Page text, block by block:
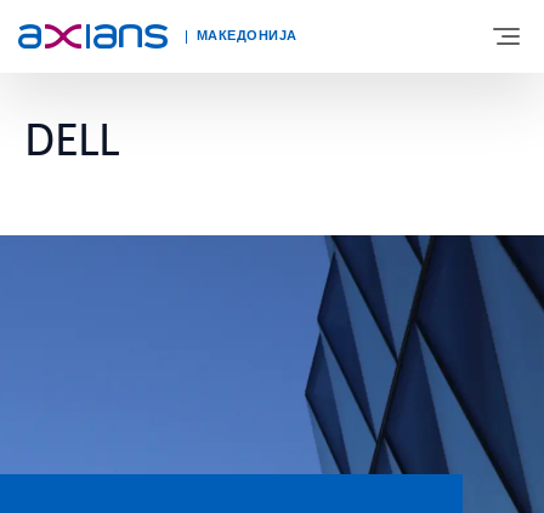
МАКЕДОНИЈА
ЗА НАС
ЕКСПЕРТИЗА
КАРИЕРА
DELL